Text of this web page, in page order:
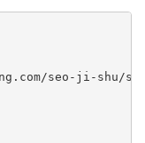
seo-ji-shu/